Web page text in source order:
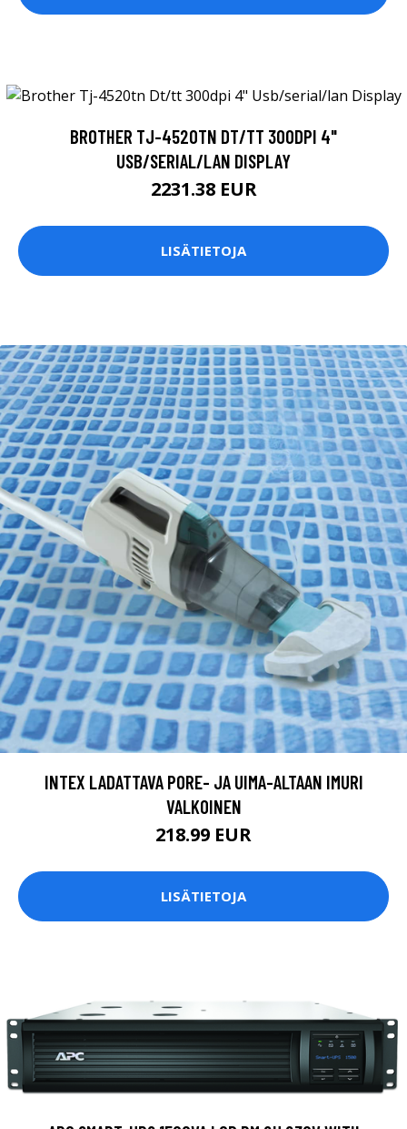
BROTHER TJ-4520TN DT/TT 300DPI 4"
USB/SERIAL/LAN DISPLAY
2231.38 EUR
LISÄTIETOJA
INTEX LADATTAVA PORE- JA UIMA-ALTAAN IMURI
VALKOINEN
218.99 EUR
LISÄTIETOJA